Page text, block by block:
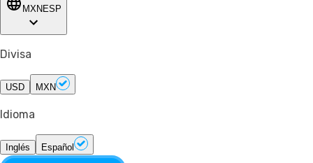
MXN ESP
Divisa
USD MXN
Idioma
Inglés Español